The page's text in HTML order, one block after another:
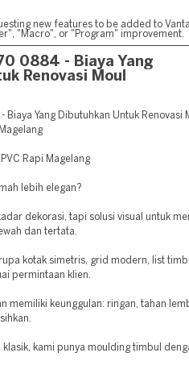
new features to be added to
"Macro", or "Program" improvement.
0884 - Biaya Yang
Renovasi Moul
Yang Dibutuhkan Untuk Renovasi
Rapi Magelang
lebih elegan?
dekorasi, tapi solusi visual untuk
dan tertata.
kotak simetris, grid modern, list
permintaan klien.
memiliki keunggulan: ringan, tahan
klasik, kami punya moulding timbul